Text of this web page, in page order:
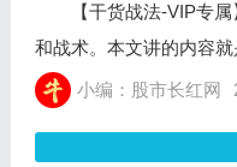
【干货战法-VIP专
和战术。本文讲的内容
律并不是一个严格的数学
的。
小编：股市长红网